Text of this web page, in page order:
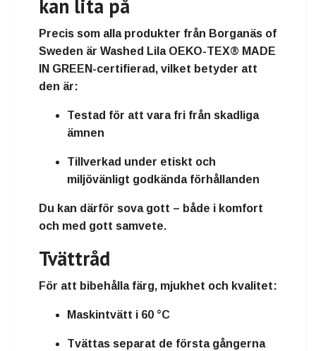
kan lita på
Precis som alla produkter från Borganäs of
Sweden är Washed Lila OEKO-TEX® MADE
IN GREEN-certifierad , vilket betyder att
den är:
Testad för att vara fri från skadliga
ämnen
Tillverkad under etiskt och
miljövänligt godkända förhållanden
Du kan därför sova gott – både i komfort
och med gott samvete.
Tvättråd
För att bibehålla färg, mjukhet och kvalitet:
Maskintvätt i 60 °C
Tvättas separat de första gångerna